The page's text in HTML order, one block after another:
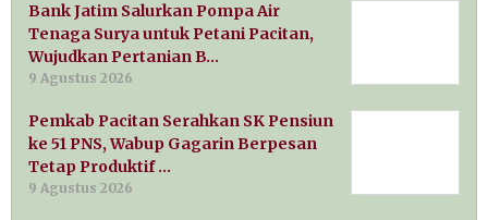
Bank Jatim Salurkan Pompa Air
Tenaga Surya untuk Petani Pacitan,
Wujudkan Pertanian B…
9 Agustus 2026
Pemkab Pacitan Serahkan SK Pensiun
ke 51 PNS, Wabup Gagarin Berpesan
Tetap Produktif …
9 Agustus 2026